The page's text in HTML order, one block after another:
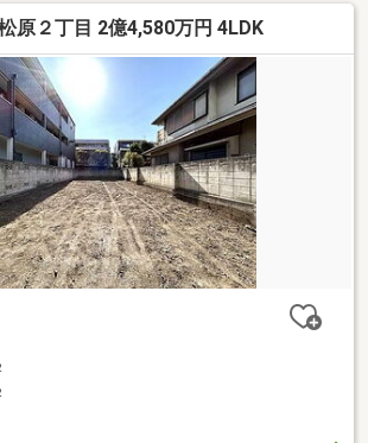
原２丁目 2億4,580万円 4LDK